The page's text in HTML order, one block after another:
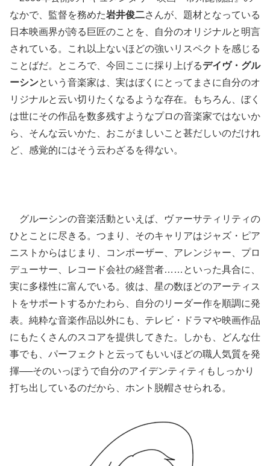
なかで、監督を務めた岩井俊二さんが、題材となっている
日本映画界が誇る巨匠のことを、自分のオリジナルと明言
されている。これ以上ないほどの強いリスペクトを感じる
ことばだ。ところで、今回ここに採り上げるデイヴ・グル
ーシンという音楽家は、実はぼくにとってまさに自分のオ
リジナルと云い切りたくなるような存在。もちろん、ぼく
は世にその作品を数多残すようなプロの音楽家ではないか
ら、そんな云いかた、おこがましいこと甚だしいのだけれ
ど、感覚的にはそう云わざるを得ない。
グルーシンの音楽活動といえば、ヴァーサティリティの
ひとことに尽きる。つまり、そのキャリアはジャズ・ピア
ニストからはじまり、コンポーザー、アレンジャー、プロ
デューサー、レコード会社の経営者……といった具合に、
実に多様性に富んでいる。彼は、星の数ほどのアーティス
トをサポートするかたわら、自分のリーダー作を順調に発
表。純粋な音楽作品以外にも、テレビ・ドラマや映画作品
にもたくさんのスコアを提供してきた。しかも、どんな仕
事でも、パーフェクトと云ってもいいほどの職人気質を発
揮──そのいっぽうで自分のアイデンティティもしっかり
打ち出しているのだから、ホント脱帽させられる。